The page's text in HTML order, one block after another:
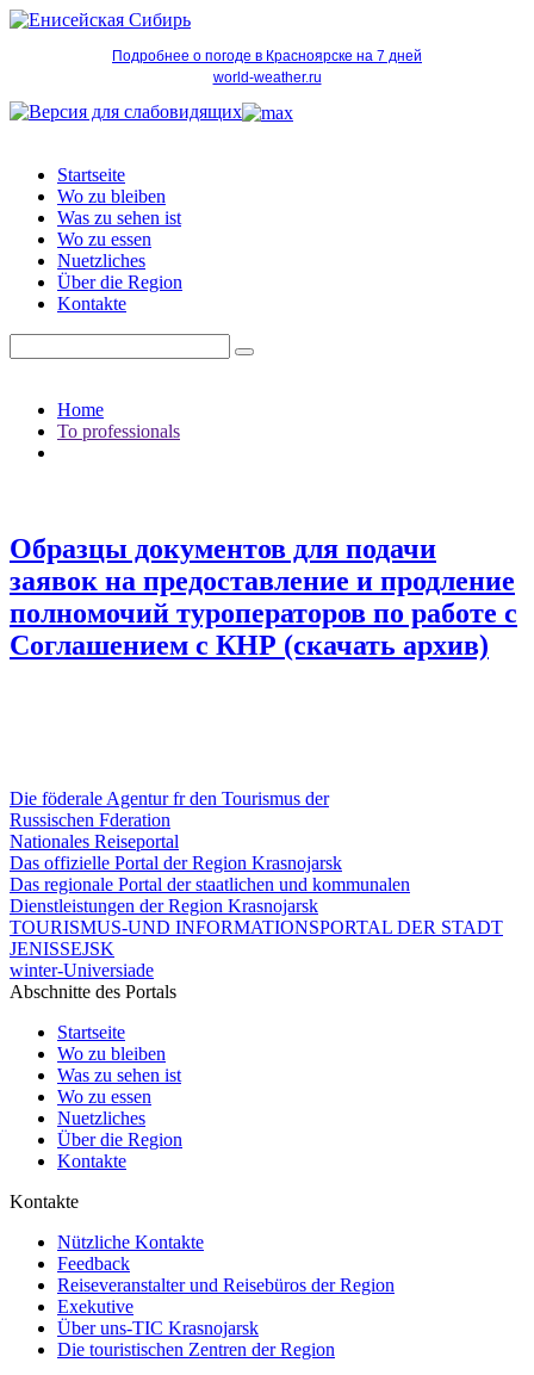
Подробнее о погоде в Красноярске на 7 дней
world-weather.ru
Startseite
Wo zu bleiben
Was zu sehen ist
Wo zu essen
Nuetzliches
Über die Region
Kontakte
Home
To professionals
Образцы документов для подачи
заявок на предоставление и продление
полномочий туроператоров по работе с
Соглашением с КНР (скачать архив)
Die föderale Agentur fr den Tourismus der
Russischen Fderation
Nationales Reiseportal
Das offizielle Portal der Region Krasnojarsk
Das regionale Portal der staatlichen und kommunalen
Dienstleistungen der Region Krasnojarsk
TOURISMUS-UND INFORMATIONSPORTAL DER STADT
JENISSEJSK
winter-Universiade
Abschnitte des Portals
Startseite
Wo zu bleiben
Was zu sehen ist
Wo zu essen
Nuetzliches
Über die Region
Kontakte
Kontakte
Nützliche Kontakte
Feedback
Reiseveranstalter und Reisebüros der Region
Exekutive
Über uns-TIC Krasnojarsk
Die touristischen Zentren der Region